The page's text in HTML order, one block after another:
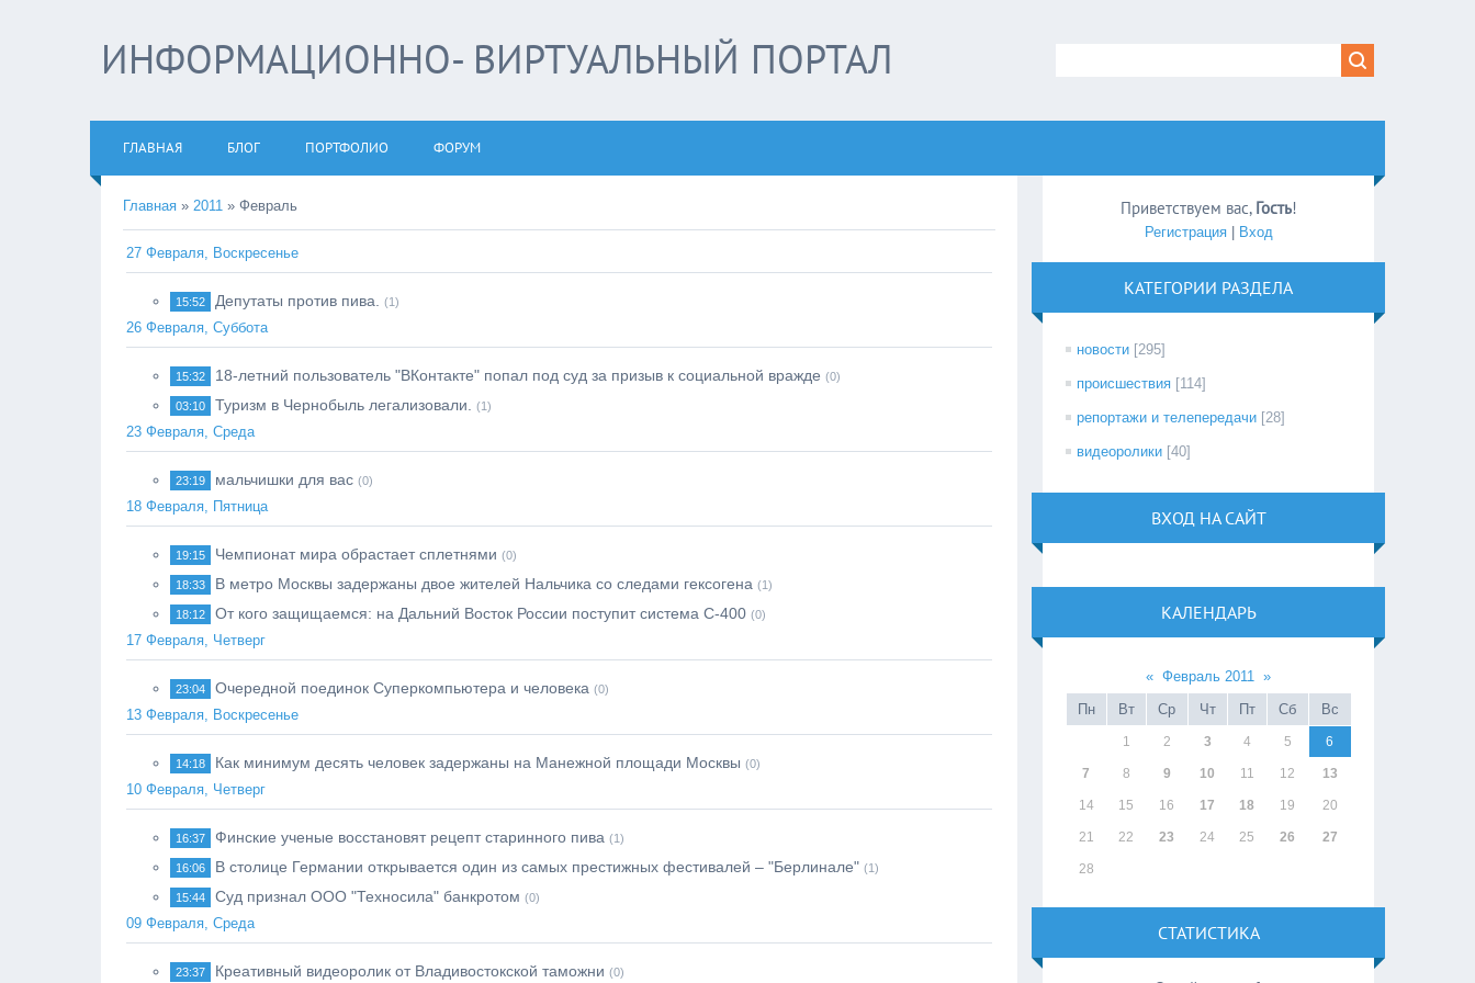
ИНФОРМАЦИОННО- ВИРТУАЛЬНЫЙ ПОРТАЛ
ГЛАВНАЯ БЛОГ ПОРТФОЛИО ФОРУМ
Главная » 2011 » Февраль
27 Февраля, Воскресенье
15:52 Депутаты против пива. (1)
26 Февраля, Суббота
15:32 18-летний пользователь "ВКонтакте" попал под суд за призыв к социальной вражде (0)
03:10 Туризм в Чернобыль легализовали. (1)
23 Февраля, Среда
23:19 мальчишки для вас (0)
18 Февраля, Пятница
19:15 Чемпионат мира обрастает сплетнями (0)
18:33 В метро Москвы задержаны двое жителей Нальчика со следами гексогена (1)
18:12 От кого защищаемся: на Дальний Восток России поступит система С-400 (0)
17 Февраля, Четверг
23:04 Очередной поединок Суперкомпьютера и человека (0)
13 Февраля, Воскресенье
14:18 Как минимум десять человек задержаны на Манежной площади Москвы (0)
10 Февраля, Четверг
16:37 Финские ученые восстановят рецепт старинного пива (1)
16:06 В столице Германии открывается один из самых престижных фестивалей – "Берлинале" (1)
15:44 Суд признал ООО "Техносила" банкротом (0)
09 Февраля, Среда
23:37 Креативный видеоролик от Владивостокской таможни (0)
Приветствуем вас, Гость!
Регистрация| Вход
КАТЕГОРИИ РАЗДЕЛА
новости [295]
происшествия [114]
репортажи и телепередачи [28]
видеоролики [40]
ВХОД НА САЙТ
КАЛЕНДАРЬ
« Февраль 2011 »
Пн
Вт Ср Чт Пт Сб Вс
1 2 3 4 5 6
7 8 9 10 11 12 13
14 15 16 17 18 19 20
21 22 23 24 25 26 27
28
СТАТИСТИКА